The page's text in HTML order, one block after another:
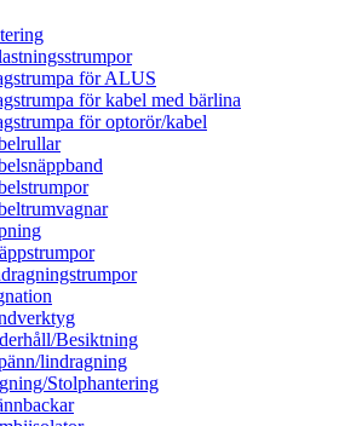
för ALUS
för kabel med bärlina
för optorör/kabel
Besiktning
lindragning
Stolphantering